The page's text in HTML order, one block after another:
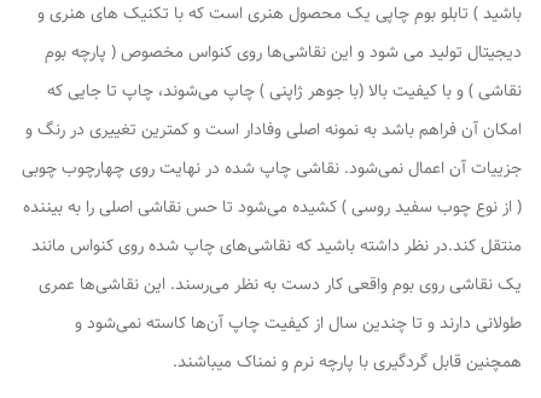
باشید ) تابلو بوم چاپی یک محصول هنری است که با تکنیک های هنری و
دیجیتال تولید می شود و این نقاشی‌ها روی کنواس مخصوص ( پارچه بوم
نقاشی ) و با کیفیت بالا (با جوهر ژاپنی ) چاپ می‌شوند، چاپ تا جایی که
امکان آن فراهم باشد به نمونه اصلی وفادار است و کمترین تغییری در رنگ و
جزییات آن اعمال نمی‌شود. نقاشی چاپ شده در نهایت روی چهارچوب چوبی
( از نوع چوب سفید روسی ) کشیده می‌شود تا حس نقاشی اصلی را به بیننده
منتقل کند.در نظر داشته باشید که نقاشی‌های چاپ شده روی کنواس مانند
یک نقاشی روی بوم واقعی کار دست به نظر می‌رسند. این نقاشی‌ها عمری
طولانی دارند و تا چندین سال از کیفیت چاپ آن‌ها کاسته نمی‌شود و
همچنین قابل گردگیری با پارچه نرم و نمناک میباشند.